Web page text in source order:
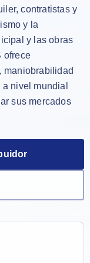
contratistas y
y la
y las obras
ofrece
maniobrabilidad
nivel mundial
sus mercados